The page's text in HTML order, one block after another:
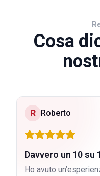
Cosa
R Roberto
Davvero un 10 su
Ho avuto